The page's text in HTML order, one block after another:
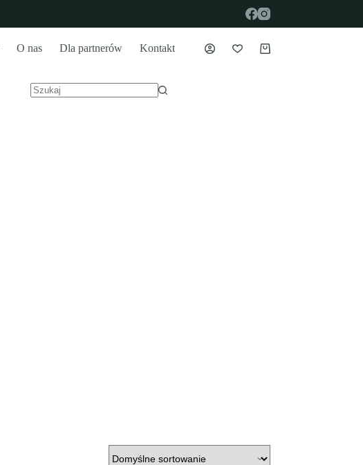
O nas Dla partnerów Kontakt Koszyk